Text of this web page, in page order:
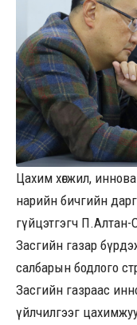
Цахим хөгжил,
нарийн бичгийн
гүйцэтгэгч
Засгийн газар
салбарын бодлого
Засгийн газраас
үйлчилгээг